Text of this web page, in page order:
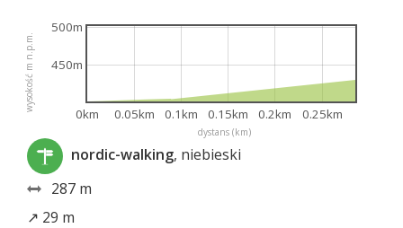
dystans (km)
wysokość m n.p.m.
0km 0.05km 0.1km 0.15km 0.2km 0.25km
450m
500m
nordic-walking, niebieski
287 m
↗ 29 m